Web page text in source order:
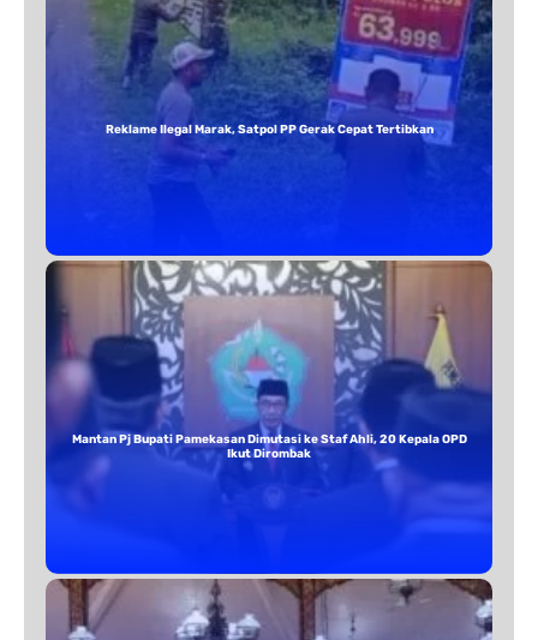
Reklame Ilegal Marak, Satpol PP Gerak Cepat Tertibkan
Mantan Pj Bupati Pamekasan Dimutasi ke Staf Ahli, 20 Kepala OPD
Ikut Dirombak